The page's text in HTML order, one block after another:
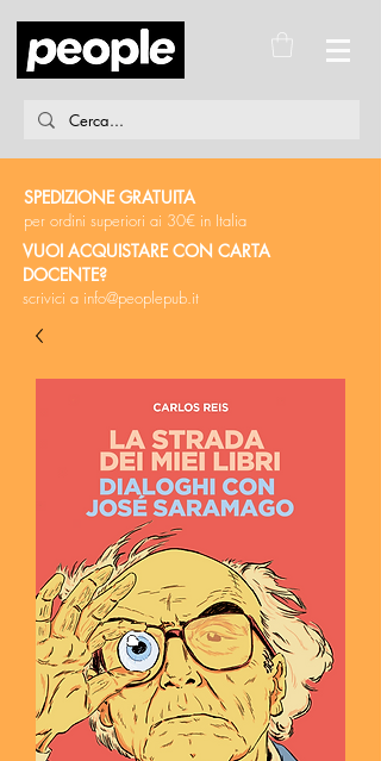
SPEDIZIONE GRATUITA
per ordini superiori ai 30€ in Italia
VUOI ACQUISTARE CON CARTA
DOCENTE?
scrivici a info@peoplepub.it